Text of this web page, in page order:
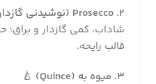
2. Prosecco (نوشیدنی گازدار)
شاداب، کمی گازدار و
قالب رایحه.
3. میوه به (Quince)
🍐